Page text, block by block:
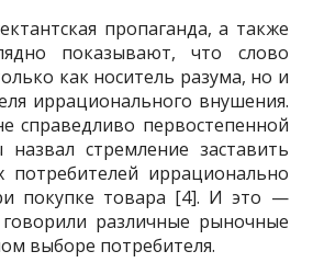
пропаганда, а также
пока­зывают, что слово
как носитель разума, но и
иррационального внушения.
справедливо перво­степенной
стремление заставить
по­требителей иррационально
покупке товара [4]. И это —
различные рыночные
выборе потреби­теля.